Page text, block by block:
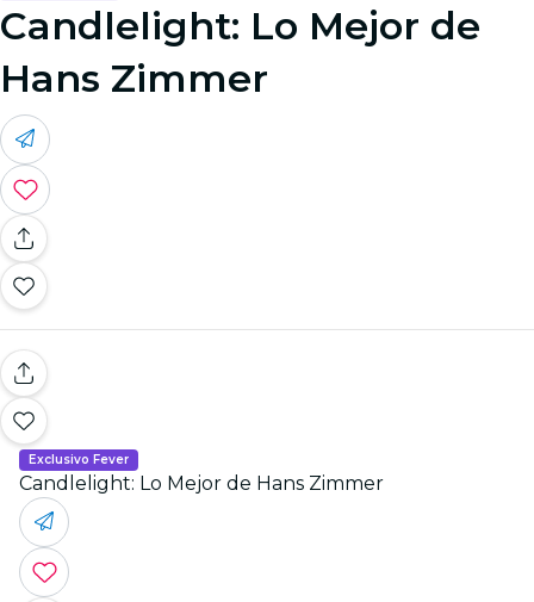
Candlelight: Lo Mejor de
Hans Zimmer
Exclusivo Fever
Candlelight: Lo Mejor de Hans Zimmer